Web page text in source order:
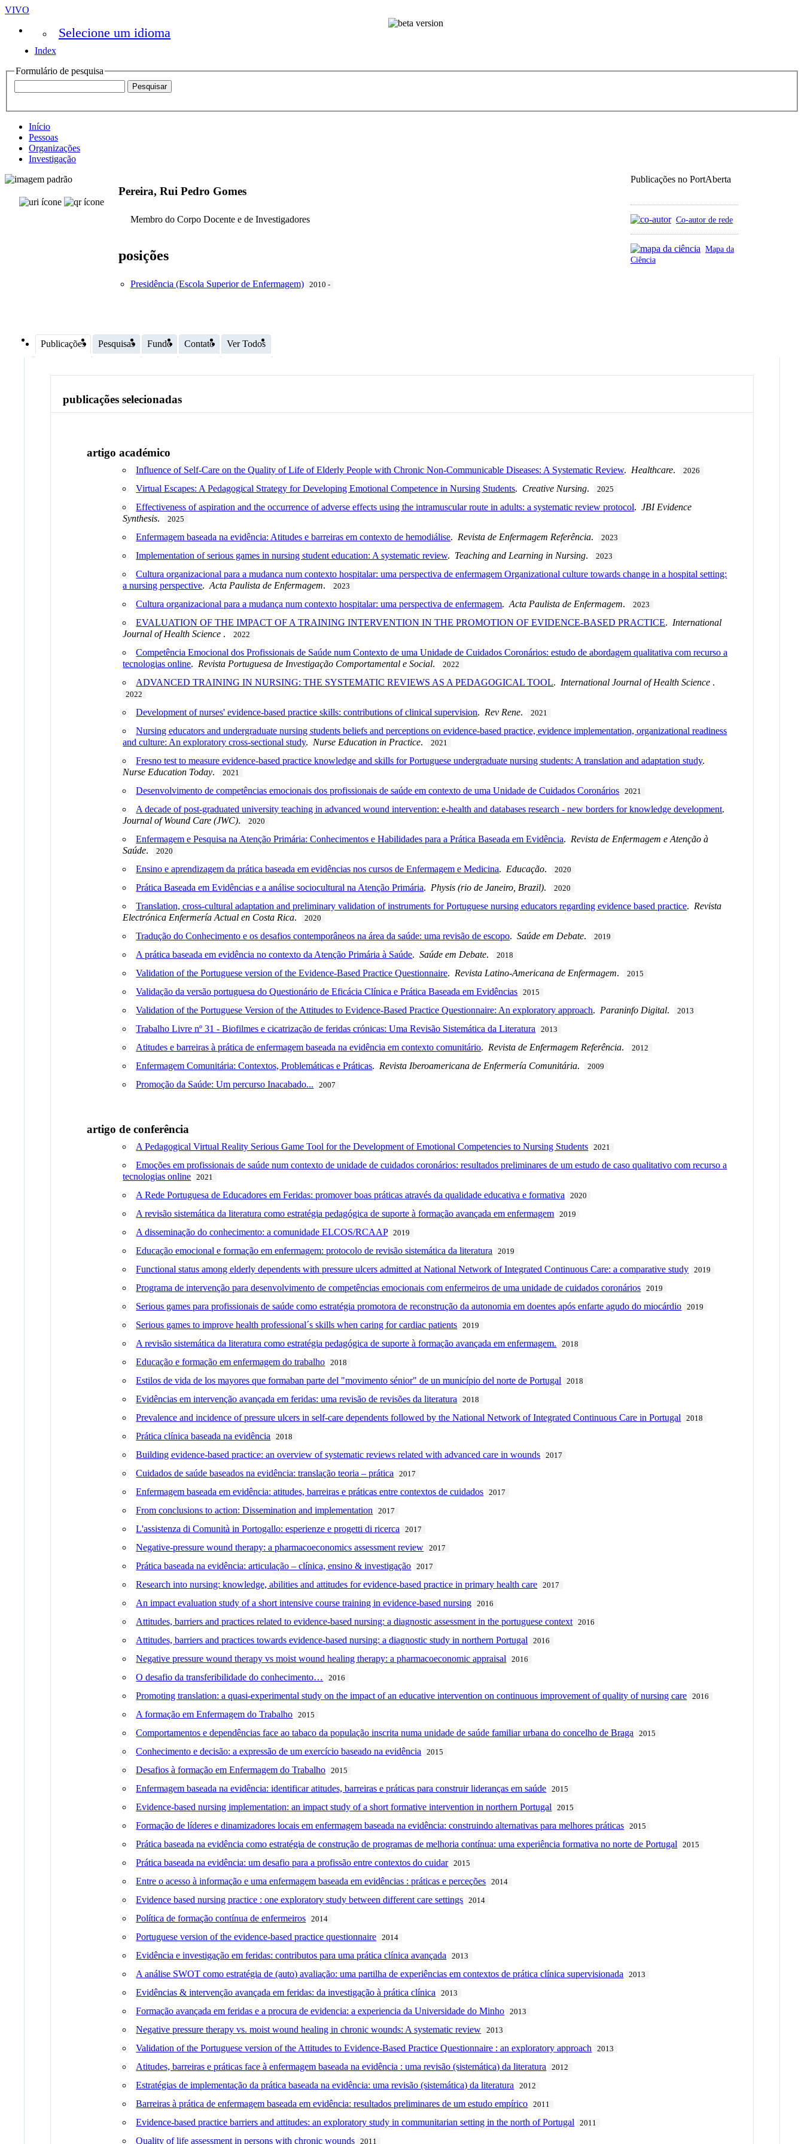
VIVO
Selecione um idioma
Index
Formulário de pesquisa
Início
Pessoas
Organizações
Investigação
Publicações no PortAberta
Co-autor de rede
Mapa da
Ciência
Pereira, Rui Pedro Gomes
Membro do Corpo Docente e de Investigadores
posições
Presidência (Escola Superior de Enfermagem) 2010 -
Publicações Pesquisas Fundo Contato Ver Todos
publicações selecionadas
artigo académico
Influence of Self-Care on the Quality of Life of Elderly People with Chronic Non-Communicable Diseases: A Systematic Review. Healthcare. 2026
Virtual Escapes: A Pedagogical Strategy for Developing Emotional Competence in Nursing Students. Creative Nursing. 2025
Effectiveness of aspiration and the occurrence of adverse effects using the intramuscular route in adults: a systematic review protocol.JBI Evidence
Synthesis. 2025
Enfermagem baseada na evidência: Atitudes e barreiras em contexto de hemodiálise. Revista de Enfermagem Referência. 2023
Implementation of serious games in nursing student education: A systematic review. Teaching and Learning in Nursing. 2023
Cultura organizacional para a mudanca num contexto hospitalar: uma perspectiva de enfermagem Organizational culture towards change in a hospital setting:
a nursing perspective.Acta Paulista de Enfermagem. 2023
Cultura organizacional para a mudança num contexto hospitalar: uma perspectiva de enfermagem.Acta Paulista de Enfermagem. 2023
EVALUATION OF THE IMPACT OF A TRAINING INTERVENTION IN THE PROMOTION OF EVIDENCE-BASED PRACTICE. International
Journal of Health Science . 2022
Competência Emocional dos Profissionais de Saúde num Contexto de uma Unidade de Cuidados Coronários: estudo de abordagem qualitativa com recurso a
tecnologias online. Revista Portuguesa de Investigação Comportamental e Social. 2022
ADVANCED TRAINING IN NURSING: THE SYSTEMATIC REVIEWS AS A PEDAGOGICAL TOOL. International Journal of Health Science .
2022
Development of nurses' evidence-based practice skills: contributions of clinical supervision. Rev Rene. 2021
Nursing educators and undergraduate nursing students beliefs and perceptions on evidence-based practice, evidence implementation, organizational readiness
and culture: An exploratory cross-sectional study. Nurse Education in Practice. 2021
Fresno test to measure evidence-based practice knowledge and skills for Portuguese undergraduate nursing students: A translation and adaptation study.
Nurse Education Today. 2021
Desenvolvimento de competências emocionais dos profissionais de saúde em contexto de uma Unidade de Cuidados Coronários 2021
A decade of post-graduated university teaching in advanced wound intervention: e-health and databases research - new borders for knowledge development.
Journal of Wound Care (JWC). 2020
Enfermagem e Pesquisa na Atenção Primária: Conhecimentos e Habilidades para a Prática Baseada em Evidência. Revista de Enfermagem e Atenção à
Saúde. 2020
Ensino e aprendizagem da prática baseada em evidências nos cursos de Enfermagem e Medicina. Educação. 2020
Prática Baseada em Evidências e a análise sociocultural na Atenção Primária. Physis (rio de Janeiro, Brazil). 2020
Translation, cross-cultural adaptation and preliminary validation of instruments for Portuguese nursing educators regarding evidence based practice. Revista
Electrónica Enfermería Actual en Costa Rica. 2020
Tradução do Conhecimento e os desafios contemporâneos na área da saúde: uma revisão de escopo.Saúde em Debate. 2019
A prática baseada em evidência no contexto da Atenção Primária à Saúde.Saúde em Debate. 2018
Validation of the Portuguese version of the Evidence-Based Practice Questionnaire. Revista Latino-Americana de Enfermagem. 2015
Validação da versão portuguesa do Questionário de Eficácia Clínica e Prática Baseada em Evidências 2015
Validation of the Portuguese Version of the Attitudes to Evidence-Based Practice Questionnaire: An exploratory approach. Paraninfo Digital. 2013
Trabalho Livre nº 31 - Biofilmes e cicatrização de feridas crónicas: Uma Revisão Sistemática da Literatura 2013
Atitudes e barreiras à prática de enfermagem baseada na evidência em contexto comunitário. Revista de Enfermagem Referência. 2012
Enfermagem Comunitária: Contextos, Problemáticas e Práticas. Revista Iberoamericana de Enfermería Comunitária. 2009
Promoção da Saúde: Um percurso Inacabado... 2007
artigo de conferência
A Pedagogical Virtual Reality Serious Game Tool for the Development of Emotional Competencies to Nursing Students 2021
Emoções em profissionais de saúde num contexto de unidade de cuidados coronários: resultados preliminares de um estudo de caso qualitativo com recurso a
tecnologias online
2021
A Rede Portuguesa de Educadores em Feridas: promover boas práticas através da qualidade educativa e formativa 2020
A revisão sistemática da literatura como estratégia pedagógica de suporte à formação avançada em enfermagem 2019
A disseminação do conhecimento: a comunidade ELCOS/RCAAP 2019
Educação emocional e formação em enfermagem: protocolo de revisão sistemática da literatura 2019
Functional status among elderly dependents with pressure ulcers admitted at National Network of Integrated Continuous Care: a comparative study 2019
Programa de intervenção para desenvolvimento de competências emocionais com enfermeiros de uma unidade de cuidados coronários 2019
Serious games para profissionais de saúde como estratégia promotora de reconstrução da autonomia em doentes após enfarte agudo do miocárdio 2019
Serious games to improve health professional´s skills when caring for cardiac patients 2019
A revisão sistemática da literatura como estratégia pedagógica de suporte à formação avançada em enfermagem. 2018
Educação e formação em enfermagem do trabalho 2018
Estilos de vida de los mayores que formaban parte del "movimento sénior" de un município del norte de Portugal 2018
Evidências em intervenção avançada em feridas: uma revisão de revisões da literatura 2018
Prevalence and incidence of pressure ulcers in self-care dependents followed by the National Network of Integrated Continuous Care in Portugal 2018
Prática clínica baseada na evidência 2018
Building evidence-based practice: an overview of systematic reviews related with advanced care in wounds 2017
Cuidados de saúde baseados na evidência: translação teoria – prática 2017
Enfermagem baseada em evidência: atitudes, barreiras e práticas entre contextos de cuidados 2017
From conclusions to action: Dissemination and implementation 2017
L'assistenza di Comunità in Portogallo: esperienze e progetti di ricerca 2017
Negative-pressure wound therapy: a pharmacoeconomics assessment review 2017
Prática baseada na evidência: articulação – clínica, ensino & investigação 2017
Research into nursing: knowledge, abilities and attitudes for evidence-based practice in primary health care 2017
An impact evaluation study of a short intensive course training in evidence-based nursing 2016
Attitudes, barriers and practices related to evidence-based nursing: a diagnostic assessment in the portuguese context 2016
Attitudes, barriers and practices towards evidence-based nursing: a diagnostic study in northern Portugal 2016
Negative pressure wound therapy vs moist wound healing therapy: a pharmacoeconomic appraisal 2016
O desafio da transferibilidade do conhecimento… 2016
Promoting translation: a quasi-experimental study on the impact of an educative intervention on continuous improvement of quality of nursing care 2016
A formação em Enfermagem do Trabalho 2015
Comportamentos e dependências face ao tabaco da população inscrita numa unidade de saúde familiar urbana do concelho de Braga 2015
Conhecimento e decisão: a expressão de um exercício baseado na evidência 2015
Desafios à formação em Enfermagem do Trabalho 2015
Enfermagem baseada na evidência: identificar atitudes, barreiras e práticas para construir lideranças em saúde 2015
Evidence-based nursing implementation: an impact study of a short formative intervention in northern Portugal 2015
Formação de líderes e dinamizadores locais em enfermagem baseada na evidência: construindo alternativas para melhores práticas 2015
Prática baseada na evidência como estratégia de construção de programas de melhoria contínua: uma experiência formativa no norte de Portugal 2015
Prática baseada na evidência: um desafio para a profissão entre contextos do cuidar 2015
Entre o acesso à informação e uma enfermagem baseada em evidências : práticas e perceções 2014
Evidence based nursing practice : one exploratory study between different care settings 2014
Política de formação contínua de enfermeiros 2014
Portuguese version of the evidence-based practice questionnaire 2014
Evidência e investigação em feridas: contributos para uma prática clínica avançada 2013
A análise SWOT como estratégia de (auto) avaliação: uma partilha de experiências em contextos de prática clínica supervisionada 2013
Evidências & intervenção avançada em feridas: da investigação à prática clínica 2013
Formação avançada em feridas e a procura de evidencia: a experiencia da Universidade do Minho 2013
Negative pressure therapy vs. moist wound healing in chronic wounds: A systematic review 2013
Validation of the Portuguese version of the Attitudes to Evidence-Based Practice Questionnaire : an exploratory approach 2013
Atitudes, barreiras e práticas face à enfermagem baseada na evidência : uma revisão (sistemática) da literatura 2012
Estratégias de implementação da prática baseada na evidência: uma revisão (sistemática) da literatura 2012
Barreiras à prática de enfermagem baseada em evidência: resultados preliminares de um estudo empírico 2011
Evidence-based practice barriers and attitudes: an exploratory study in communitarian setting in the north of Portugal 2011
Quality of life assessment in persons with chronic wounds 2011